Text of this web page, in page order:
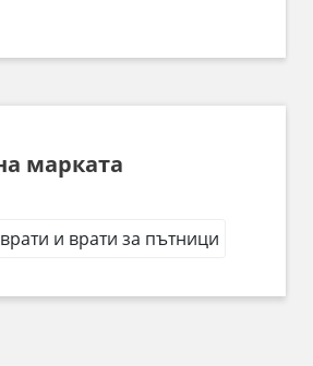
марката
и врати за пътници